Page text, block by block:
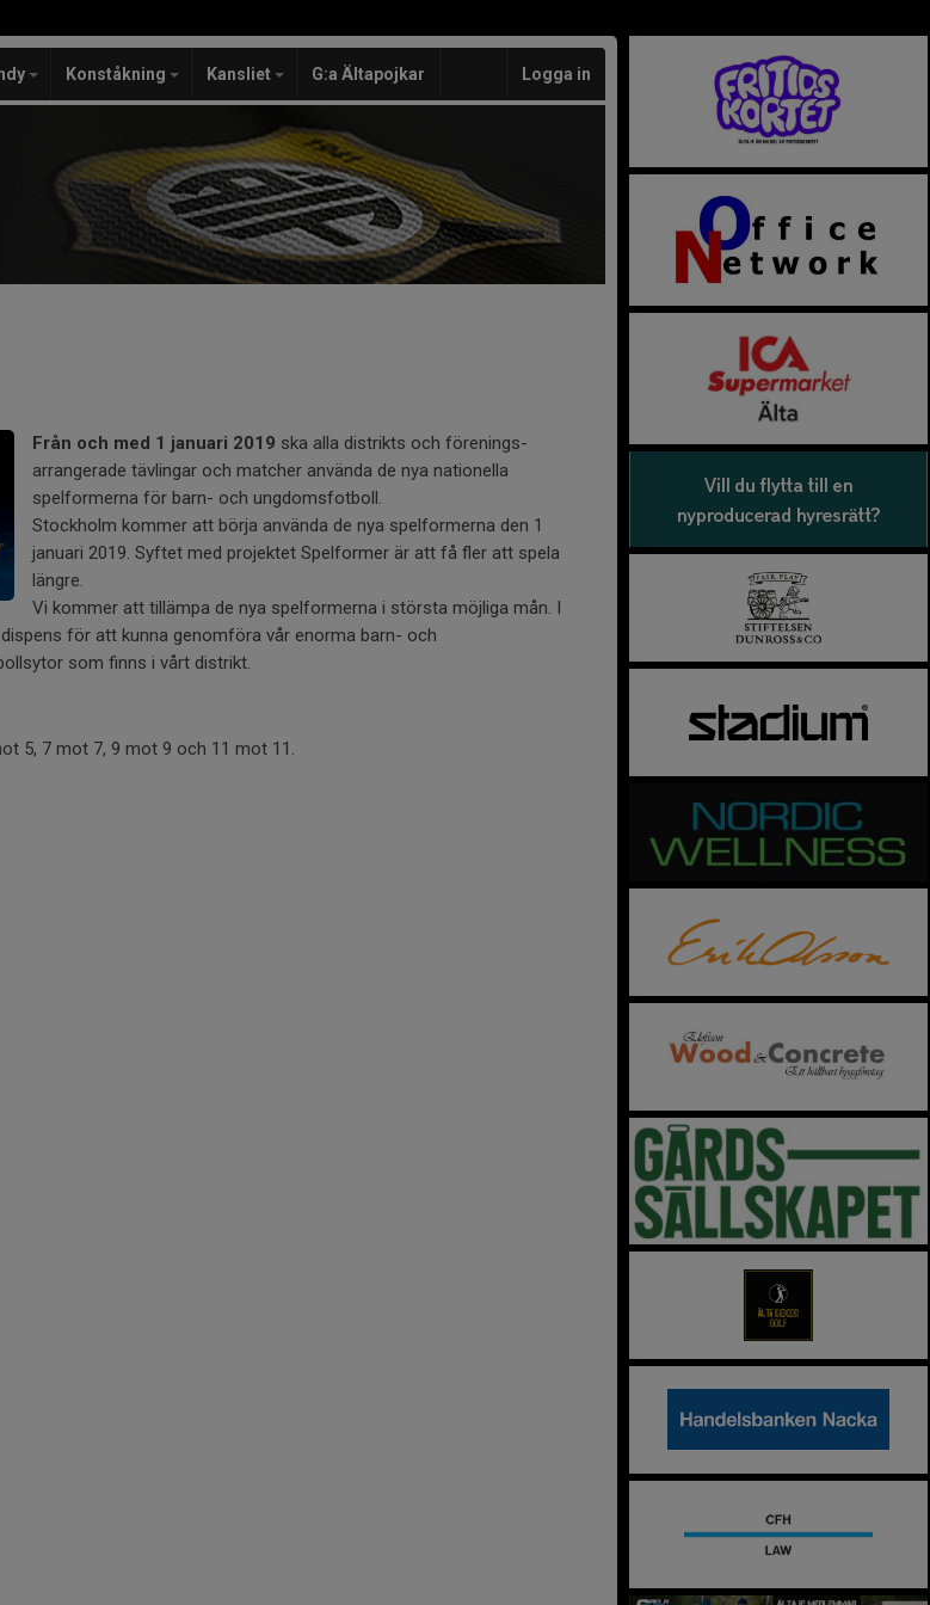
Konståkning Kansliet G:a Ältapojkar Logga in
Från och med 1 januari 2019 ska alla distrikts och förenings­
arrangerade tävlingar och matcher använda de nya nationella
spelformerna för barn- och ungdomsfotboll.
Stockholm kommer att börja använda de nya spelformerna den 1
januari 2019. Syftet med projektet Spelformer är att få fler att spela
längre.
Vi kommer att tillämpa de nya spelformerna i största möjliga mån. I
för att kunna genomföra vår enorma barn- och
som finns i vårt distrikt.
5, 7 mot 7, 9 mot 9 och 11 mot 11.